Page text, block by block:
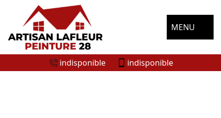
MENU
indisponible indisponible